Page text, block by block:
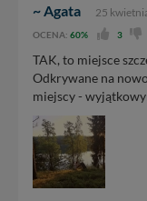
~ Agata 25
OCENA: 60% 3
TAK, to miejsce
Odkrywane na
miejscy -